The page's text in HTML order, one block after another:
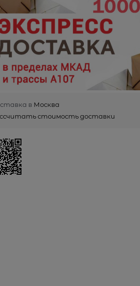
в Москва
стоимость доставки